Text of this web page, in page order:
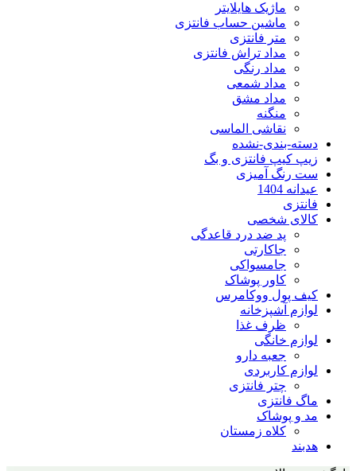
ماژیک هایلایتر
ماشین حساب فانتزی
متر فانتزی
مداد تراش فانتزی
مداد رنگی
مداد شمعی
مداد مشق
نقاشی الماسی
بندی-نشده
فانتزی و بگ
آمیزی
شخصی
پد ضد درد قاعدگی
جامسواکی
کاور پوشاک
ووکامرس
آشپزخانه
خانگی
کاربردی
چتر فانتزی
کلاه زمستان